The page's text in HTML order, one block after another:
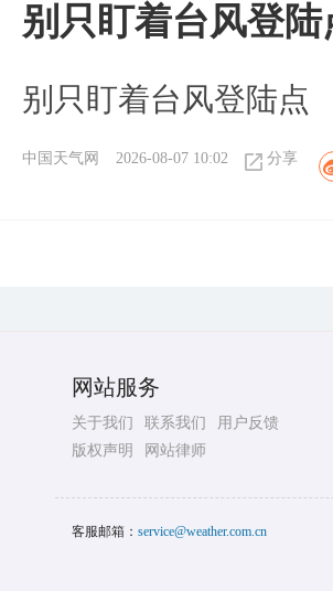
别只盯着台风登陆
别只盯着台风登陆点
中国天气网 2026-08-07 10:02 分享
网站服务
关于我们 联系我们
用户反馈
版权声明
网站律师
客服邮箱： service@weather.com.cn